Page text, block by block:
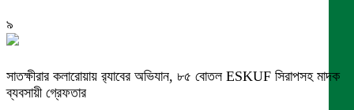
৯
সাতক্ষীরার কলারোয়ায় র‍্যাবের অভিযান, ৮৫ বোতল ESKUF সিরাপসহ মাদক
ব্যবসায়ী গ্রেফতার